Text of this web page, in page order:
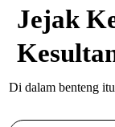
Jejak
Di dalam benteng